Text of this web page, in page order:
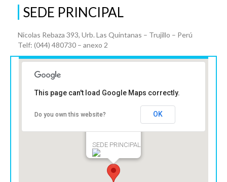
SEDE PRINCIPAL
Nicolas Rebaza 393, Urb. Las Quintanas – Trujillo – Perú
Telf: (044) 480730 – anexo 2
SEDE PRINCIPAL
This page can't load Google Maps correctly.
Do you own this website? OK